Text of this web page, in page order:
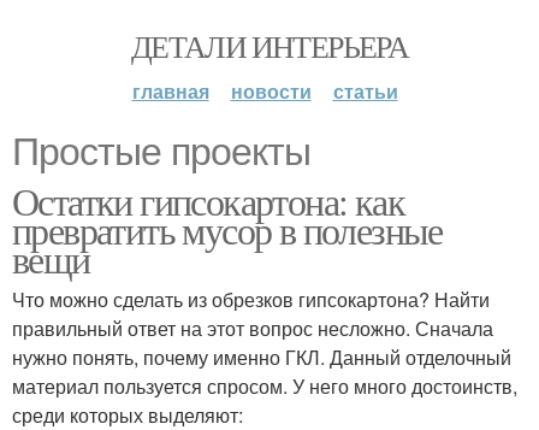
ДЕТАЛИ ИНТЕРЬЕРА
главная новости статьи
Простые проекты
Остатки гипсокартона: как
превратить мусор в полезные
вещи
Что можно сделать из обрезков гипсокартона? Найти
правильный ответ на этот вопрос несложно. Сначала
нужно понять, почему именно ГКЛ. Данный отделочный
материал пользуется спросом. У него много достоинств,
среди которых выделяют: